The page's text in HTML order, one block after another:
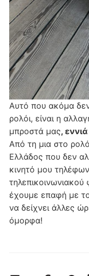
Αυτό που ακόμα δεν
ρολόι, είναι η
μπροστά μας,
Από τη μια στο
Ελλάδος που δεν
κινητό μου
έχουμε επαφή με
να δείχνει άλλες
όμορφα!